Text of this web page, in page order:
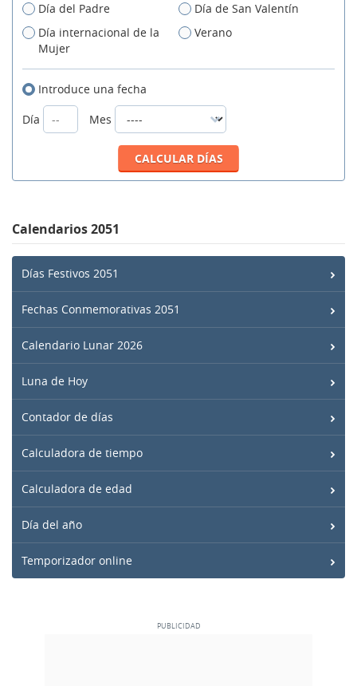
Día del Padre
Día de San Valentín
Día internacional de la
Mujer
Verano
Introduce una fecha
Día
Mes
Calendarios 2051
Días Festivos 2051
Fechas Conmemorativas 2051
Calendario Lunar 2026
Luna de Hoy
Contador de días
Calculadora de tiempo
Calculadora de edad
Día del año
Temporizador online